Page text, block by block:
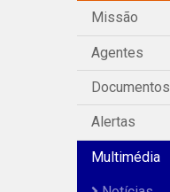
Missão
Agentes
Documentos
Alertas
Multimédia